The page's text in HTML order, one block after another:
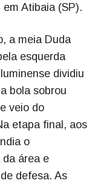
Atibaia (SP).
a meia Duda
esquerda
dividiu
bola sobrou
veio do
etapa final, aos
o
da área e
defesa. As